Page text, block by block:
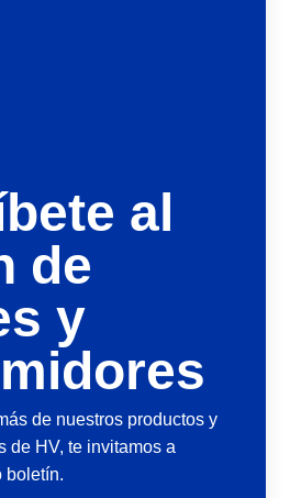
al
de
y
de nuestros productos y
de HV, te invitamos a
boletín.